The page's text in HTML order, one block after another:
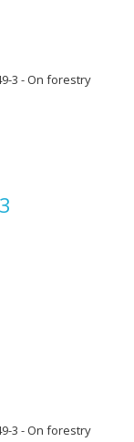
3 - On forestry
3 - On forestry